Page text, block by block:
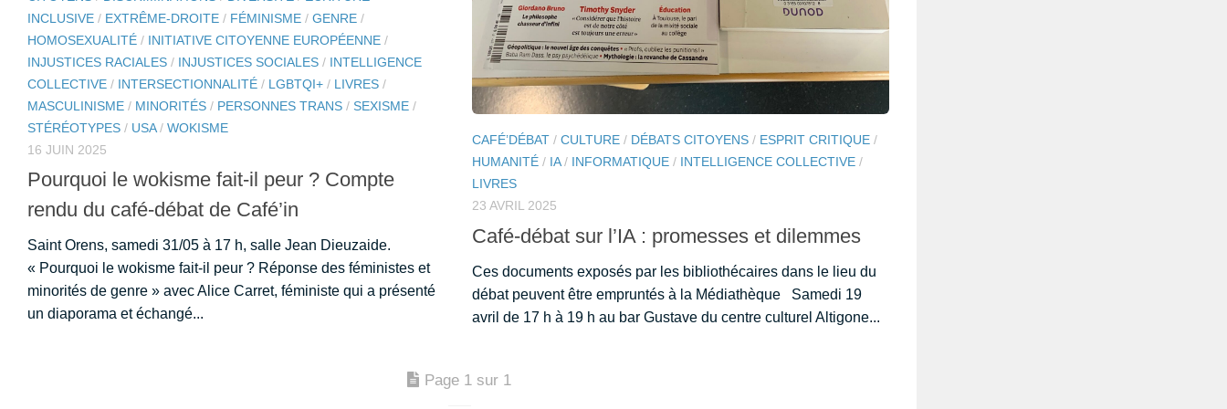
INCLUSIVE / EXTRÊME-DROITE / FÉMINISME / GENRE /
HOMOSEXUALITÉ / INITIATIVE CITOYENNE EUROPÉENNE /
INJUSTICES RACIALES / INJUSTICES SOCIALES / INTELLIGENCE
COLLECTIVE / INTERSECTIONNALITÉ / LGBTQI+ / LIVRES /
MASCULINISME / MINORITÉS / PERSONNES TRANS / SEXISME /
STÉRÉOTYPES / USA/ WOKISME
16 JUIN 2025
Pourquoi le wokisme fait-il peur ? Compte
rendu du café-débat de Café’in
Saint Orens, samedi 31/05 à 17 h, salle Jean Dieuzaide.
« Pourquoi le wokisme fait-il peur ? Réponse des féministes et
minorités de genre » avec Alice Carret, féministe qui a présenté
un diaporama et échangé...
CAFÉ’DÉBAT / CULTURE / DÉBATS CITOYENS / ESPRIT CRITIQUE /
HUMANITÉ / IA/ INFORMATIQUE / INTELLIGENCE COLLECTIVE /
LIVRES
23 AVRIL 2025
Café-débat sur l’IA : promesses et dilemmes
Ces documents exposés par les bibliothécaires dans le lieu du
débat peuvent être empruntés à la Médiathèque Samedi 19
avril de 17 h à 19 h au bar Gustave du centre culturel Altigone...
Page 1 sur 1